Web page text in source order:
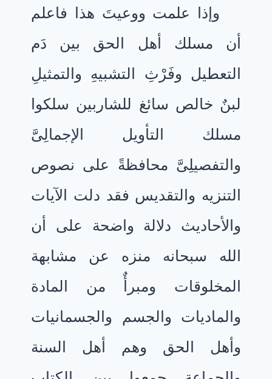
وإذا علمت ووعيتَ هذا فاعلم
أن مسلك أهل الحق بين دَم
التعطيل وفَرْثِ التشبيهِ والتمثيلِ
لبنٌ خالص سائغ للشاربين سلكوا
مسلك التأويل الإجمالِىَّ
والتفصيلِىَّ محافظةً على نصوص
التنزيه والتقديس فقد دلت الآيات
والأحاديث دلالة واضحة على أن
الله سبحانه منزه عن مشابهة
المخلوقات ومبرأٌ من المادة
والماديات والجسم والجسمانيات
وأهل الحق وهم أهل السنة